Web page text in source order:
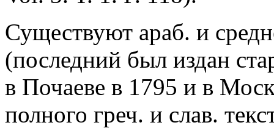
Существуют араб. и
(последний был издан
в Почаеве в 1795 и в
полного греч. и слав.